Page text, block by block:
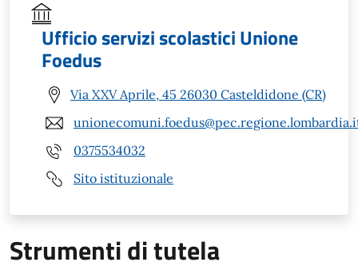
Ufficio servizi scolastici Unione
Foedus
Via XXV Aprile, 45 26030 Casteldidone (CR)
0375534032
Sito istituzionale
Strumenti di tutela